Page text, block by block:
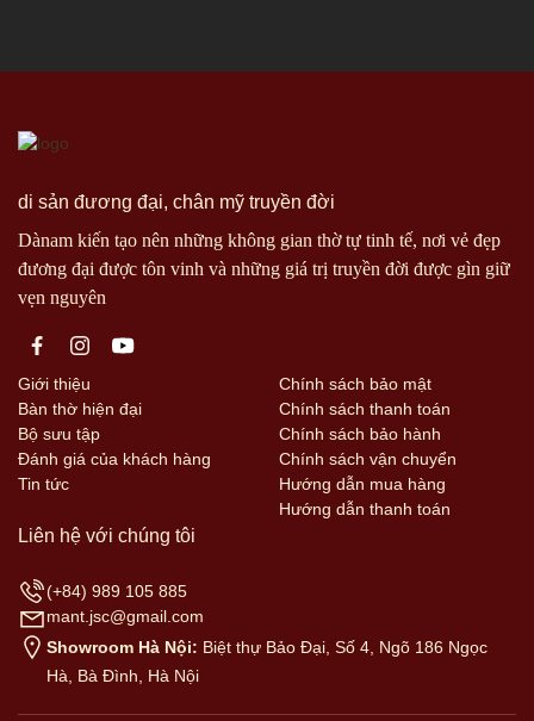
di sản đương đại, chân mỹ truyền đời
Dànam kiến tạo nên những không gian thờ tự tinh tế, nơi vẻ đẹp
đương đại được tôn vinh và những giá trị truyền đời được gìn giữ
vẹn nguyên
Giới thiệu
Bàn thờ hiện đại
Bộ sưu tập
Đánh giá của khách hàng
Tin tức
Chính sách bảo mật
Chính sách thanh toán
Chính sách bảo hành
Chính sách vận chuyển
Hướng dẫn mua hàng
Hướng dẫn thanh toán
Liên hệ với chúng tôi
(+84) 989 105 885
mant.jsc@gmail.com
Showroom Hà Nội: Biệt thự Bảo Đại, Số 4, Ngõ 186 Ngọc
Hà, Bà Đình, Hà Nội